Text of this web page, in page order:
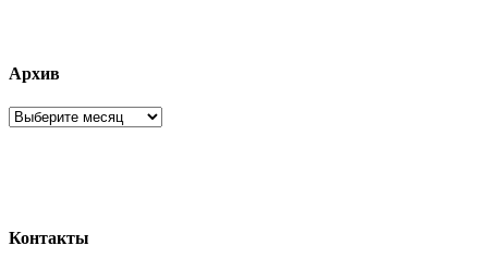
Архив
Архив
Контакты